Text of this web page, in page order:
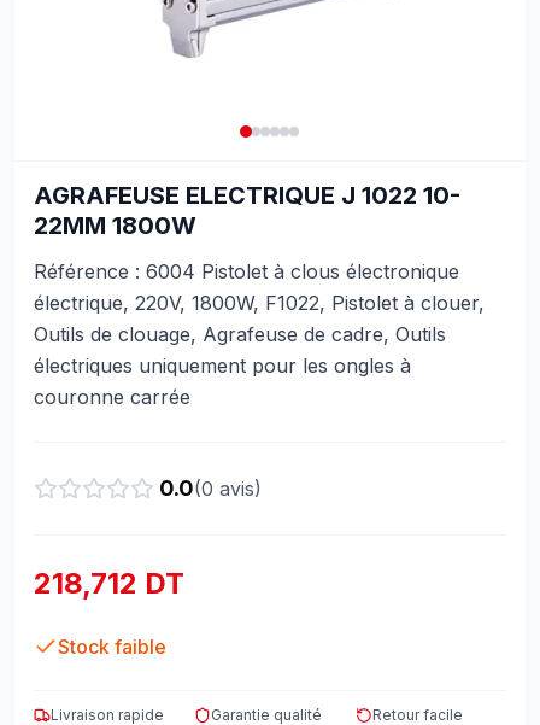
AGRAFEUSE ELECTRIQUE J 1022 10-
22MM 1800W
Référence : 6004 Pistolet à clous électronique
électrique, 220V, 1800W, F1022, Pistolet à clouer,
Outils de clouage, Agrafeuse de cadre, Outils
électriques uniquement pour les ongles à
couronne carrée
0.0(0 avis)
218,712 DT
Stock faible
Livraison rapide Garantie qualité Retour facile